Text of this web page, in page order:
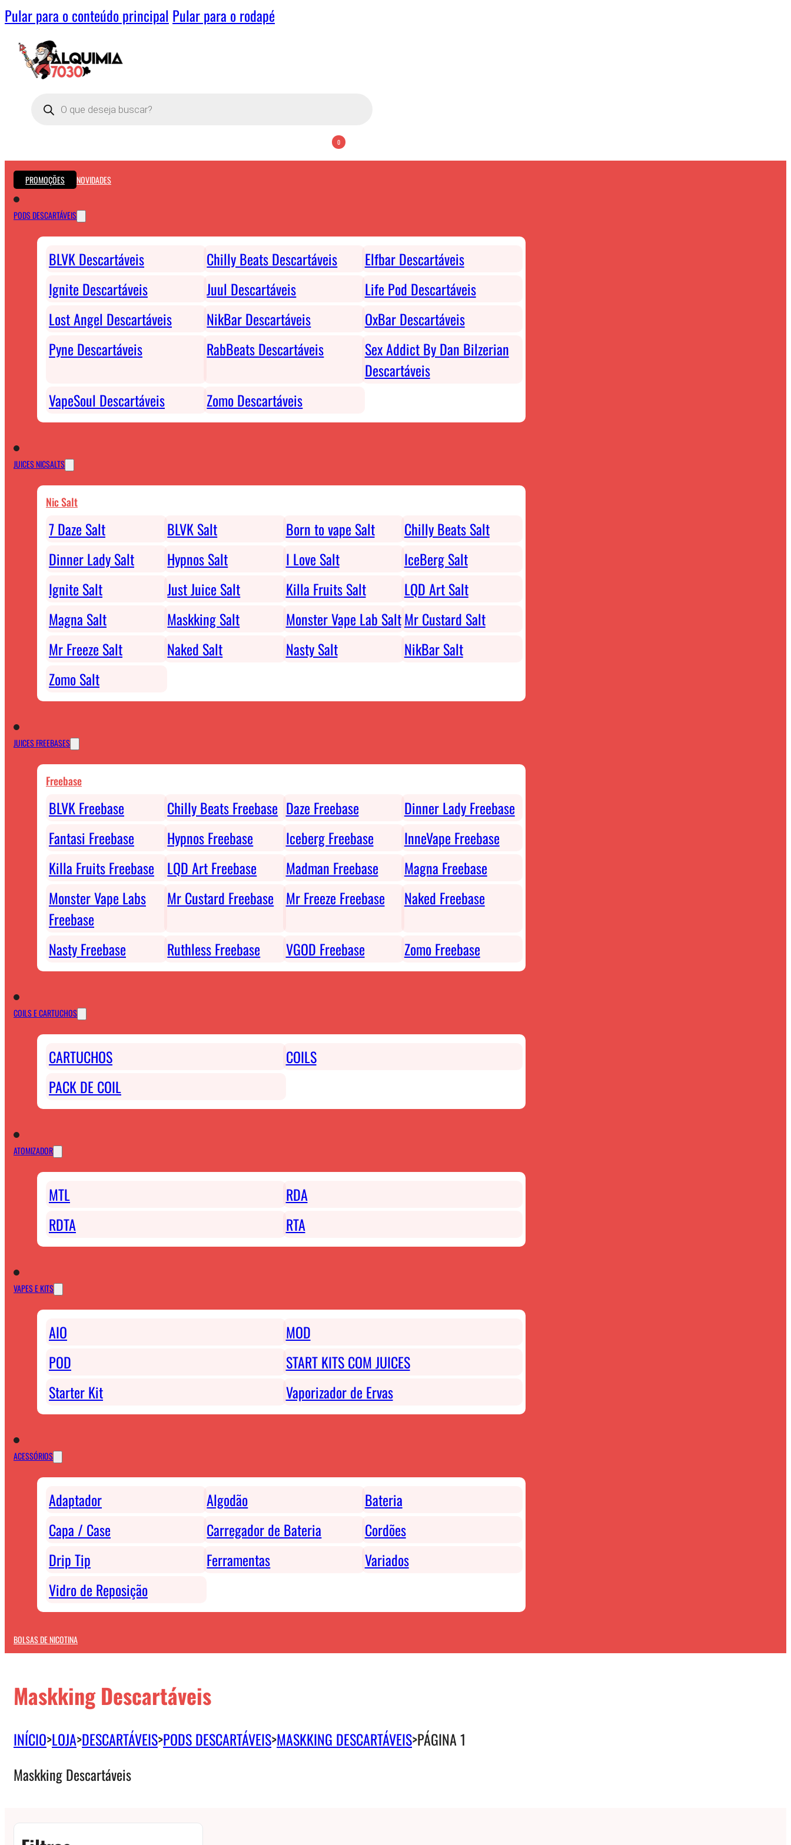
Pular para o conteúdo principal Pular para o rodapé
Pesquisar
produtos
0
PROMOÇÕES NOVIDADES
PODS DESCARTÁVEIS
BLVK Descartáveis Chilly Beats Descartáveis
Elfbar Descartáveis
Ignite Descartáveis
Juul Descartáveis
Life Pod Descartáveis
Lost Angel Descartáveis
NikBar Descartáveis
OxBar Descartáveis
Pyne Descartáveis
RabBeats Descartáveis
Sex Addict By Dan Bilzerian
Descartáveis
VapeSoul Descartáveis
Zomo Descartáveis
JUICES NICSALTS
Nic Salt
7 Daze Salt BLVK Salt Born to vape Salt
Chilly Beats Salt
Dinner Lady Salt
Hypnos Salt I Love Salt
IceBerg Salt
Ignite Salt
Just Juice Salt Killa Fruits Salt
LQD Art Salt
Magna Salt
Maskking Salt Monster Vape Lab SaltMr Custard Salt
Mr Freeze Salt
Naked Salt Nasty Salt
NikBar Salt
Zomo Salt
JUICES FREEBASES
Freebase
BLVK Freebase Chilly Beats Freebase Daze Freebase
Dinner Lady Freebase
Fantasi Freebase
Hypnos Freebase Iceberg Freebase
InneVape Freebase
Killa Fruits Freebase
LQD Art Freebase Madman Freebase
Magna Freebase
Monster Vape Labs
Freebase
Mr Custard Freebase Mr Freeze Freebase Naked Freebase
Nasty Freebase Ruthless Freebase VGOD Freebase Zomo Freebase
COILS E CARTUCHOS
CARTUCHOS
COILS
PACK DE COIL
ATOMIZADOR
MTL
RDA
RDTA
RTA
VAPES E KITS
AIO
MOD
POD
START KITS COM JUICES
Starter Kit
Vaporizador de Ervas
ACESSÓRIOS
Adaptador Algodão
Bateria
Capa / Case
Carregador de Bateria
Cordões
Drip Tip
Ferramentas
Variados
Vidro de Reposição
BOLSAS DE NICOTINA
Maskking Descartáveis
INÍCIO>LOJA>DESCARTÁVEIS>PODS DESCARTÁVEIS>MASKKING DESCARTÁVEIS>PÁGINA 1
Maskking Descartáveis